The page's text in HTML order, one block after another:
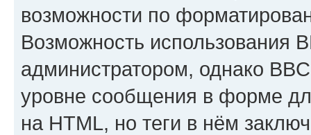
возможности по
Возможность использования
администратором, однако
уровне сообщения в форме
на HTML, но теги в нём